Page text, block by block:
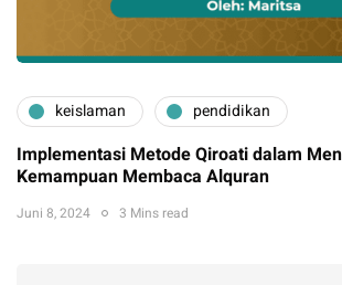
keislaman pendidikan
Implementasi Metode Qiroati dalam
Kemampuan Membaca Alquran
Juni 8, 2024 3 Mins read